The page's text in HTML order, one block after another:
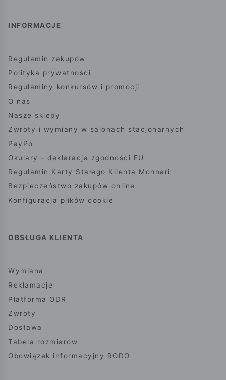
INFORMACJE
Regulamin zakupów
Polityka prywatności
Regulaminy konkursów i promocji
O nas
Nasze sklepy
Zwroty i wymiany w salonach stacjonarnych
PayPo
Okulary - deklaracja zgodności EU
Regulamin Karty Stałego Klienta Monnari
Bezpieczeństwo zakupów online
Konfiguracja plików cookie
OBSŁUGA KLIENTA
Wymiana
Reklamacje
Platforma ODR
Zwroty
Dostawa
Tabela rozmiarów
Obowiązek informacyjny RODO